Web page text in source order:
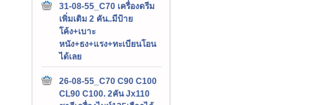
31-08-55_C70 เครื่องดรีม
เพิ่มเติม 2 คัน..มีป้าย
โค้ง+เบาะ
หนัง+ธง+แรง+ทะเบียนโอน
ได้เลย
26-08-55_C70 C90 C100
CL90 C100. 2คัน Jx110